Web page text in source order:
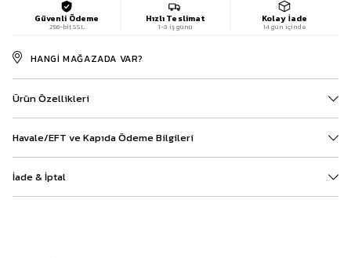
Güvenli Ödeme
256-bit SSL
Hızlı Teslimat
1-3 iş günü
Kolay İade
14 gün içinde
HANGI MAĞAZADA VAR?
Ürün Özellikleri
Havale/EFT ve Kapıda Ödeme Bilgileri
İade & İptal